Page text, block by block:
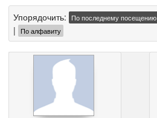
Упорядочить: По последнему посещению
| По алфавиту